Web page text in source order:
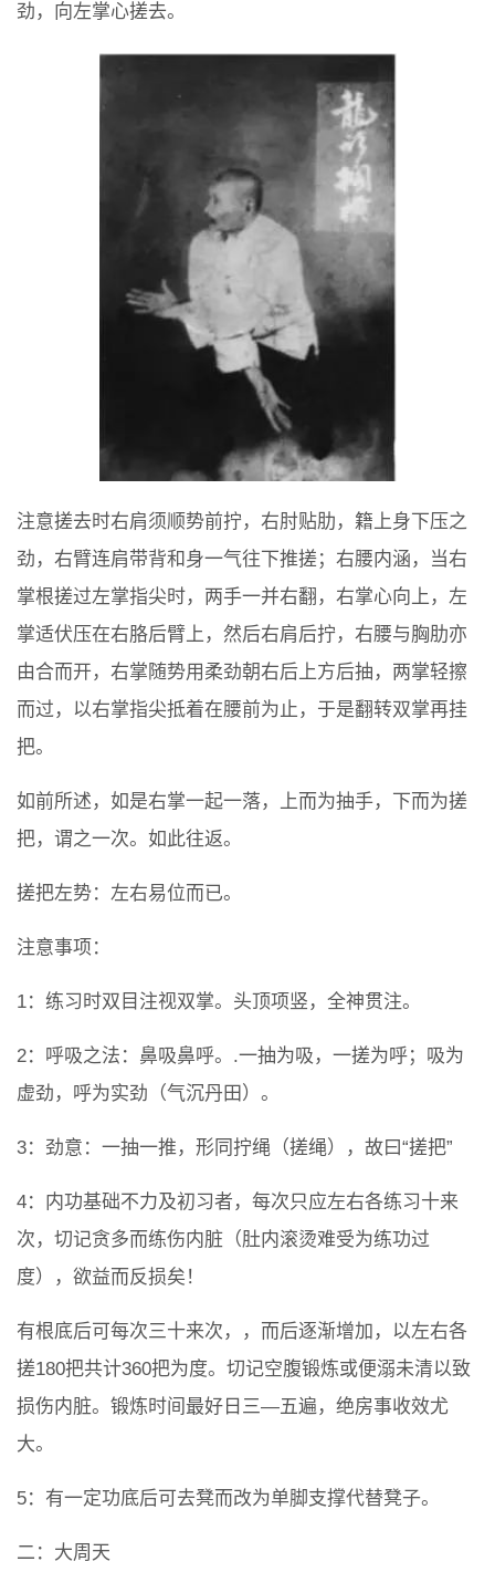
劲，向左掌心搓去。
注意搓去时右肩须顺势前拧，右肘贴肋，籍上身下压之
劲，右臂连肩带背和身一气往下推搓；右腰内涵，当右
掌根搓过左掌指尖时，两手一并右翻，右掌心向上，左
掌适伏压在右胳后臂上，然后右肩后拧，右腰与胸肋亦
由合而开，右掌随势用柔劲朝右后上方后抽，两掌轻擦
而过，以右掌指尖抵着在腰前为止，于是翻转双掌再挂
把。
如前所述，如是右掌一起一落，上而为抽手，下而为搓
把，谓之一次。如此往返。
搓把左势：左右易位而已。
注意事项：
1：练习时双目注视双掌。头顶项竖，全神贯注。
2：呼吸之法：鼻吸鼻呼。.一抽为吸，一搓为呼；吸为
虚劲，呼为实劲（气沉丹田）。
3：劲意：一抽一推，形同拧绳（搓绳），故曰“搓把”
4：内功基础不力及初习者，每次只应左右各练习十来
次，切记贪多而练伤内脏（肚内滚烫难受为练功过
度），欲益而反损矣！
有根底后可每次三十来次，，而后逐渐增加，以左右各
搓180把共计360把为度。切记空腹锻炼或便溺未清以致
损伤内脏。锻炼时间最好日三—五遍，绝房事收效尤
大。
5：有一定功底后可去凳而改为单脚支撑代替凳子。
二：大周天